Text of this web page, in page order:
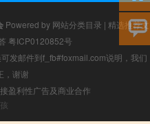
Powered by 网站分类目录 | 精选推荐文
粤ICP0120852号
发邮件到f_fb#foxmail.com说明，我们
，谢谢
盈利性广告及商业合作